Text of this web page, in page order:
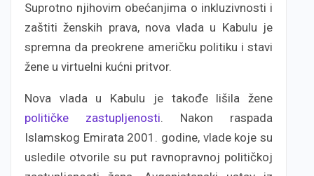
Suprotno njihovim obećanjima o inkluzivnosti i
zaštiti ženskih prava, nova vlada u Kabulu je
spremna da preokrene američku politiku i stavi
žene u virtuelni kućni pritvor.
Nova vlada u Kabulu je takođe lišila žene
političke zastupljenosti. Nakon raspada
Islamskog Emirata 2001. godine, vlade koje su
usledile otvorile su put ravnopravnoj političkoj